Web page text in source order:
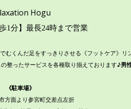
Hogu
1分】最長24時まで営業
くんだ足をすっきりさせる《フットケア》
整ったサービスを各種取り揃えております♪男
《駐車場》
方面より参宮町交差点左折